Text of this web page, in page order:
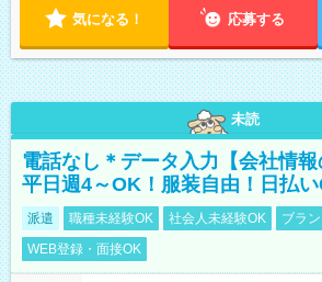
気になる！ 応募する
未読
電話なし＊データ入力【会社情報
平日週4～OK！服装自由！日払
派遣 職種未経験OK 社会人未経験OK
ブラ
WEB登録・面接OK